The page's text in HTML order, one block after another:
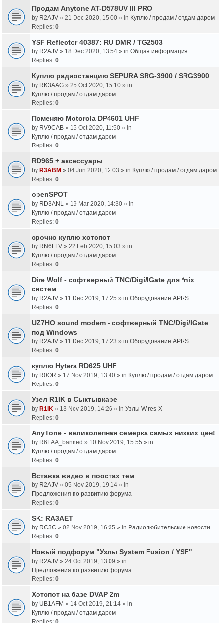
Продам Anytone AT-D578UV III PRO
by R2AJV » 21 Dec 2020, 15:00 » in Куплю / продам / отдам даром
Replies: 0
YSF Reflector 40387: RU DMR / TG2503
by R2AJV » 18 Dec 2020, 13:54 » in Общая информация
Replies: 0
Куплю радиостанцию SEPURA SRG-3900 / SRG3900
by RK3AAG » 25 Oct 2020, 15:10 » in
Куплю / продам / отдам даром
Replies: 0
Поменяю Motorola DP4601 UHF
by RV9CAB » 15 Oct 2020, 11:50 » in
Куплю / продам / отдам даром
Replies: 0
RD965 + аксессуары
by R3ABM » 04 Jun 2020, 12:03 » in Куплю / продам / отдам даром
Replies: 0
openSPOT
by RD3ANL » 19 Mar 2020, 14:30 » in
Куплю / продам / отдам даром
Replies: 0
срочно куплю хотспот
by RN6LLV » 22 Feb 2020, 15:03 » in
Куплю / продам / отдам даром
Replies: 0
Dire Wolf - cофтверный TNC/Digi/IGate для *nix
систем
by R2AJV » 11 Dec 2019, 17:25 » in Оборудование APRS
Replies: 0
UZ7HO sound modem - cофтверный TNC/Digi/IGate
под Windows
by R2AJV » 11 Dec 2019, 17:23 » in Оборудование APRS
Replies: 0
куплю Hytera RD625 UHF
by R0OR » 17 Nov 2019, 13:40 » in Куплю / продам / отдам даром
Replies: 0
Узел R1IK в Сыктывкаре
by R1IK » 13 Nov 2019, 14:26 » in Узлы Wires-X
Replies: 0
AnyTone - великолепная семёрка самых низких цен!
by R6LAA_banned » 10 Nov 2019, 15:55 » in
Куплю / продам / отдам даром
Replies: 0
Вставка видео в поостах тем
by R2AJV » 05 Nov 2019, 19:14 » in
Предложения по развитию форума
Replies: 0
SK: RA3AET
by RC3C » 02 Nov 2019, 16:35 » in Радиолюбительские новости
Replies: 0
Новый подфорум "Узлы System Fusion / YSF"
by R2AJV » 24 Oct 2019, 13:09 » in
Предложения по развитию форума
Replies: 0
Хотспот на базе DVAP 2m
by UB1AFM » 14 Oct 2019, 21:14 » in
Куплю / продам / отдам даром
Replies: 0